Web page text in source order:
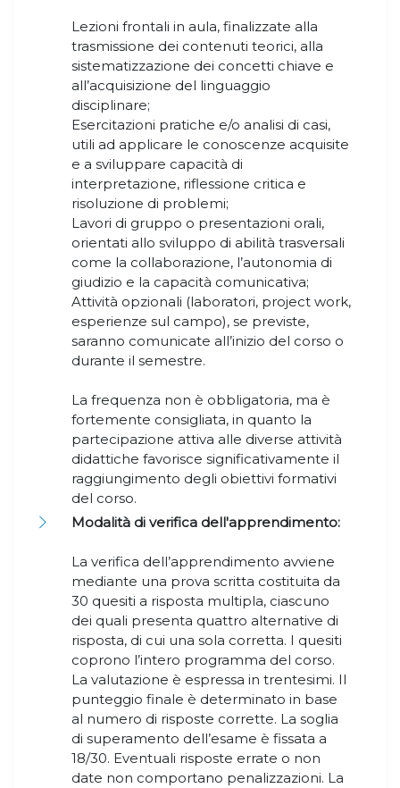
Lezioni frontali in aula, finalizzate alla
trasmissione dei contenuti teorici, alla
sistematizzazione dei concetti chiave e
all’acquisizione del linguaggio
disciplinare;
Esercitazioni pratiche e/o analisi di casi,
utili ad applicare le conoscenze acquisite
e a sviluppare capacità di
interpretazione, riflessione critica e
risoluzione di problemi;
Lavori di gruppo o presentazioni orali,
orientati allo sviluppo di abilità trasversali
come la collaborazione, l’autonomia di
giudizio e la capacità comunicativa;
Attività opzionali (laboratori, project work,
esperienze sul campo), se previste,
saranno comunicate all’inizio del corso o
durante il semestre.
La frequenza non è obbligatoria, ma è
fortemente consigliata, in quanto la
partecipazione attiva alle diverse attività
didattiche favorisce significativamente il
raggiungimento degli obiettivi formativi
del corso.
Modalità di verifica dell'apprendimento:
La verifica dell’apprendimento avviene
mediante una prova scritta costituita da
30 quesiti a risposta multipla, ciascuno
dei quali presenta quattro alternative di
risposta, di cui una sola corretta. I quesiti
coprono l’intero programma del corso.
La valutazione è espressa in trentesimi. Il
punteggio finale è determinato in base
al numero di risposte corrette. La soglia
di superamento dell’esame è fissata a
18/30. Eventuali risposte errate o non
date non comportano penalizzazioni. La